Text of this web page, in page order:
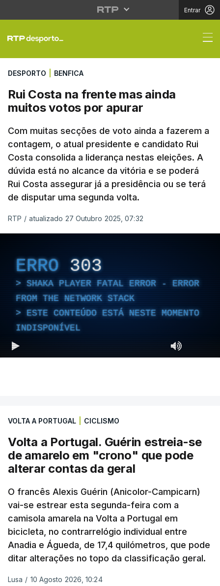
Entrar
Rui Costa na frente
DESPORTO BENFICA
Rui Costa na frente mas ainda
muitos votos por apurar
Com muitas secções de voto ainda a fazerem a
contagem, o atual presidente e candidato Rui
Costa consolida a liderança nestas eleições. A
dúvida está no alcance da vitória e se poderá
Rui Costa assegurar já a presidência ou se terá
de disputar uma segunda volta.
RTP / atualizado 27 Outubro 2025, 07:32
ERRO 303
SHAKA PLAYER FATAL ERROR - ERROR
FROM THE NETWORK STACK
ESTE CONTEÚDO ESTÁ NESTE MOMENTO
INDISPONÍVEL
VOLTA A PORTUGAL CICLISMO
Volta a Portugal. Guérin estreia-se
de amarelo em "crono" que pode
alterar contas da geral
O francês Alexis Guérin (Anicolor-Campicarn)
vai-se estrear esta segunda-feira com a
camisola amarela na Volta a Portugal em
bicicleta, no contrarrelógio individual entre
Anadia e Águeda, de 17,4 quilómetros, que pode
ditar alterações no topo da classificação geral.
Lusa / 10 Agosto 2026, 10:24